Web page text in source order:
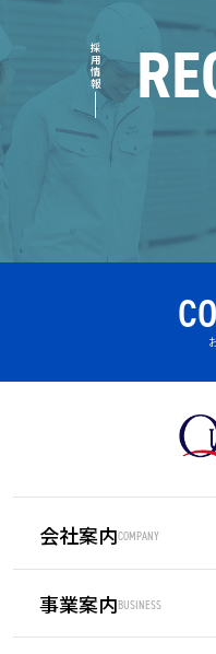
採用情報
COMPANY
会社案内
BUSINESS
事業案内